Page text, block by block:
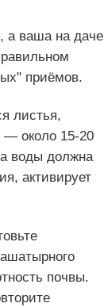
а ваша на даче
приёмов.
листья,
— около 15-20
воды должна
активирует
почвы.